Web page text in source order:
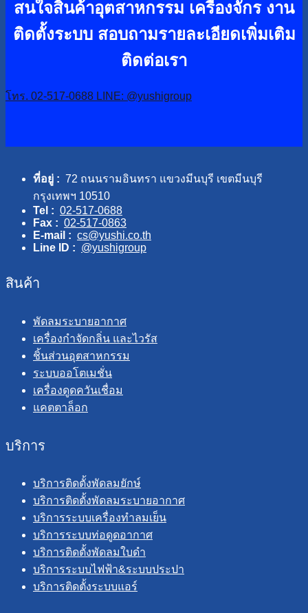
สนใจสินค้าอุตสาหกรรม เครื่องจักร งาน
ติดตั้งระบบ สอบถามรายละเอียดเพิ่มเติม
ติดต่อเรา
โทร. 02-517-0688 LINE: @yushigroup
ที่อยู่ : 72 ถนนรามอินทรา แขวงมีนบุรี เขตมีนบุรี
กรุงเทพฯ 10510
Tel : 02-517-0688
Fax : 02-517-0863
E-mail : cs@yushi.co.th
Line ID : @yushigroup
สินค้า
พัดลมระบายอากาศ
เครื่องกำจัดกลิ่น และไวรัส
ชิ้นส่วนอุตสาหกรรม
ระบบออโตเมชั่น
เครื่องดูดควันเชื่อม
แคตตาล็อก
บริการ
บริการติดตั้งพัดลมยักษ์
บริการติดตั้งพัดลมระบายอากาศ
บริการระบบเครื่องทำลมเย็น
บริการระบบท่อดูดอากาศ
บริการติดตั้งพัดลมใบดำ
บริการระบบไฟฟ้า&ระบบประปา
บริการติดตั้งระบบแอร์